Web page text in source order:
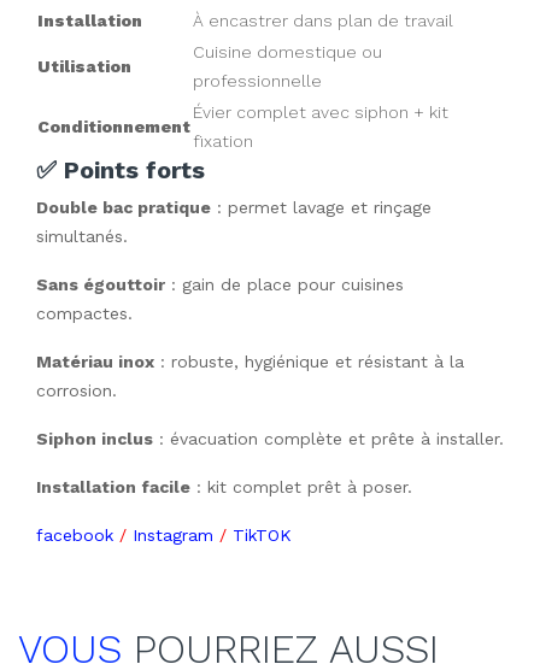
Installation
À encastrer dans plan de travail
Utilisation
Cuisine domestique ou
professionnelle
Conditionnement
Évier complet avec siphon + kit
fixation
✅ Points forts
Double bac pratique : permet lavage et rinçage
simultanés.
Sans égouttoir : gain de place pour cuisines
compactes.
Matériau inox : robuste, hygiénique et résistant à la
corrosion.
Siphon inclus : évacuation complète et prête à installer.
Installation facile : kit complet prêt à poser.
facebook / Instagram / TikTOK
VOUS POURRIEZ AUSSI